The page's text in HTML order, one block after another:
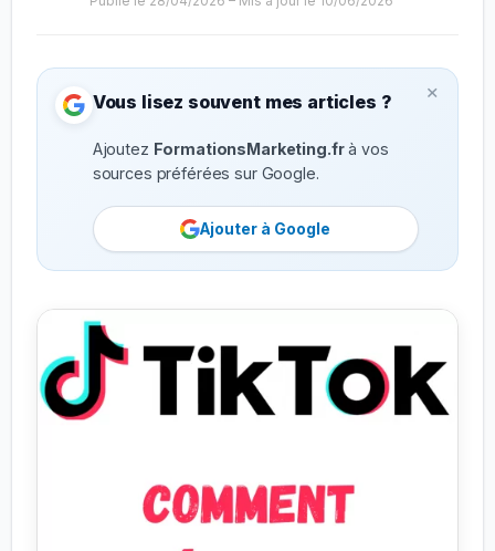
×
Vous lisez souvent mes articles ?
Ajoutez FormationsMarketing.frà vos
sources préférées sur Google.
Ajouter à Google